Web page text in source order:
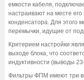
емкости кабеля,
настраивают на месте
конденсатора. Для этого
перемычки, идущие от
Критерием настройки
выходе блока, что
индуктивности (выводы
Фильтры ФПМ имеют три